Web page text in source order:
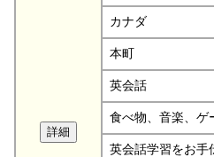
カナダ
本町
英会話
食べ物、音楽、ゲ
英会話学習をお手